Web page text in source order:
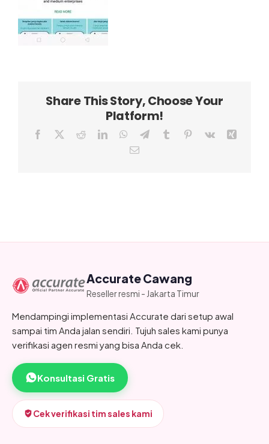
Share This Story, Choose Your
Platform!
Facebook RedditLinkedInWhatsApp
TelegramTumblr Pinterest
Vk
Email
Accurate Cawang
Reseller resmi - Jakarta Timur
Mendampingi implementasi Accurate dari setup awal
sampai tim Anda jalan sendiri. Tujuh sales kami punya
verifikasi agen resmi yang bisa Anda cek.
Konsultasi Gratis
Cek verifikasi tim sales kami